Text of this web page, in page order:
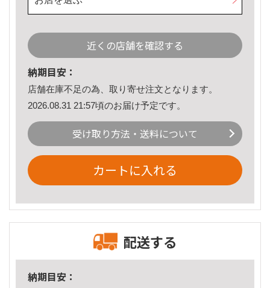
近くの店舗を確認する
納期目安：
店舗在庫不足の為、取り寄せ注文となります。
2026.08.31 21:57頃のお届け予定です。
受け取り方法・送料について
カートに入れる
配送する
納期目安：